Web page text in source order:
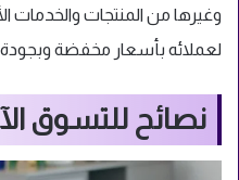
وغيرها من المنتجات والخدمات
لعملائه بأسعار مخفضة وبجودة
نصائح للتسوق